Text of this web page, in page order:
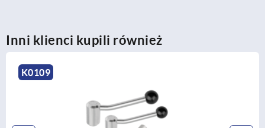
Inni klienci kupili również